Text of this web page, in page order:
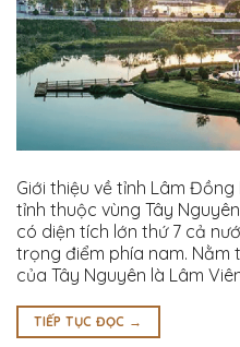
Giới thiệu về tỉnh Lâm
tỉnh thuộc vùng Tây
có diện tích lớn thứ 7 cả
trọng điểm phía nam.
của Tây Nguyên là Lâm
TIẾP TỤC ĐỌC →